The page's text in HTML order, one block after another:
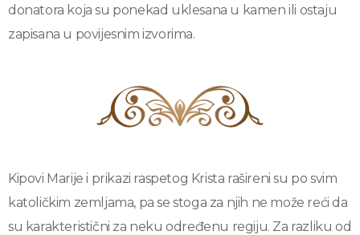
donatora koja su ponekad uklesana u kamen ili ostaju
zapisana u povijesnim izvorima.
Kipovi Marije i prikazi raspetog Krista rašireni su po svim
katoličkim zemljama, pa se stoga za njih ne može reći da
su karakteristični za neku određenu regiju. Za razliku od